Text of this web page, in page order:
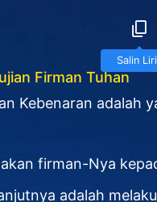
Salin
Firman Tuhan
Kebenaran adalah
firman-Nya
adalah